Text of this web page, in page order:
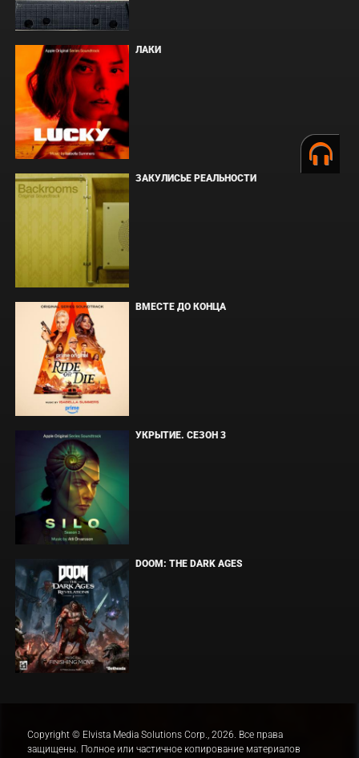
ЛАКИ
ЗАКУЛИСЬЕ РЕАЛЬНОСТИ
ВМЕСТЕ ДО КОНЦА
УКРЫТИЕ. СЕЗОН 3
DOOM: THE DARK AGES
Copyright © Elvista Media Solutions Corp., 2026. Все права
защищены. Полное или частичное копирование материалов